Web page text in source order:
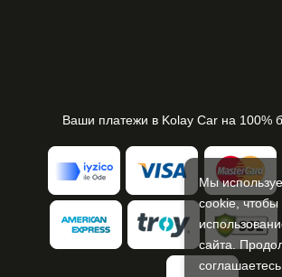
Ваши платежи в Kolay Car на 100%
Мы
cookie, чтобы
сайта.